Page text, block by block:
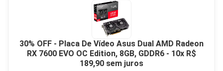
30% OFF - Placa De Vídeo Asus Dual AMD Radeon
RX 7600 EVO OC Edition, 8GB, GDDR6 - 10x R$
189,90 sem juros